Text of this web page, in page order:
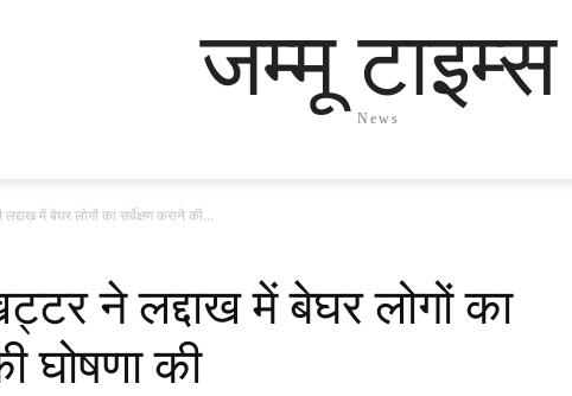
जम्मू टाइम्स
News
में बेघर लोगों का सर्वेक्षण कराने की...
ने लद्दाख में बेघर लोगों का
घोषणा की